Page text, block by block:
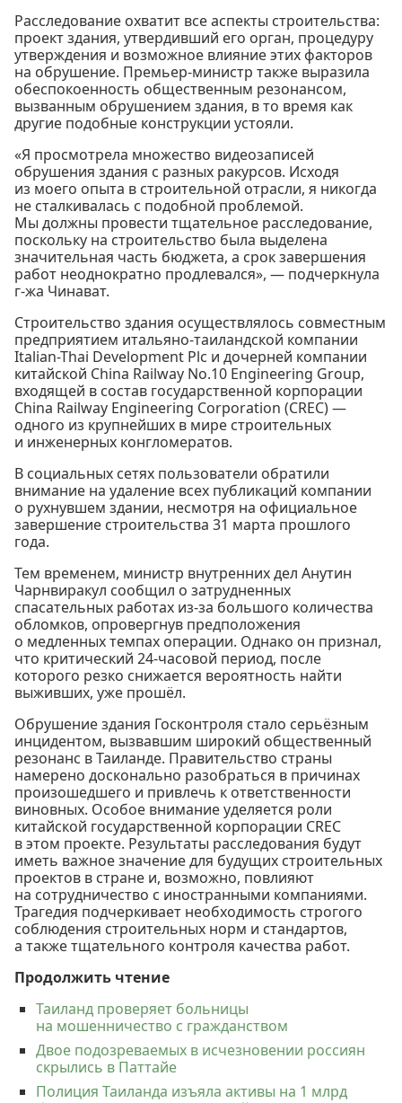
Расследование охватит все аспекты строительства:
проект здания, утвердивший его орган, процедуру
утверждения и возможное влияние этих факторов
на обрушение. Премьер-министр также выразила
обеспокоенность общественным резонансом,
вызванным обрушением здания, в то время как
другие подобные конструкции устояли.
«Я просмотрела множество видеозаписей
обрушения здания с разных ракурсов. Исходя
из моего опыта в строительной отрасли, я никогда
не сталкивалась с подобной проблемой.
Мы должны провести тщательное расследование,
поскольку на строительство была выделена
значительная часть бюджета, а срок завершения
работ неоднократно продлевался», — подчеркнула
г-жа Чинават.
Строительство здания осуществлялось совместным
предприятием итальяно-таиландской компании
Italian-Thai Development Plc и дочерней компании
китайской China Railway No.10 Engineering Group,
входящей в состав государственной корпорации
China Railway Engineering Corporation (CREC) —
одного из крупнейших в мире строительных
и инженерных конгломератов.
В социальных сетях пользователи обратили
внимание на удаление всех публикаций компании
о рухнувшем здании, несмотря на официальное
завершение строительства 31 марта прошлого
года.
Тем временем, министр внутренних дел Анутин
Чарнвиракул сообщил о затрудненных
спасательных работах из-за большого количества
обломков, опровергнув предположения
о медленных темпах операции. Однако он признал,
что критический 24-часовой период, после
которого резко снижается вероятность найти
выживших, уже прошёл.
Обрушение здания Госконтроля стало серьёзным
инцидентом, вызвавшим широкий общественный
резонанс в Таиланде. Правительство страны
намерено досконально разобраться в причинах
произошедшего и привлечь к ответственности
виновных. Особое внимание уделяется роли
китайской государственной корпорации CREC
в этом проекте. Результаты расследования будут
иметь важное значение для будущих строительных
проектов в стране и, возможно, повлияют
на сотрудничество с иностранными компаниями.
Трагедия подчеркивает необходимость строгого
соблюдения строительных норм и стандартов,
а также тщательного контроля качества работ.
Продолжить чтение
Таиланд проверяет больницы
на мошенничество с гражданством
Двое подозреваемых в исчезновении россиян
скрылись в Паттайе
Полиция Таиланда изъяла активы на 1 млрд